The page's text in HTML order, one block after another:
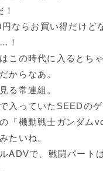
ならお買い得だけど
！
この時代に入るとち
からなあ。
る常連組。
入っていたSEEDの
『機動戦士ガンダム
たいね。
ADVで、戦闘パート